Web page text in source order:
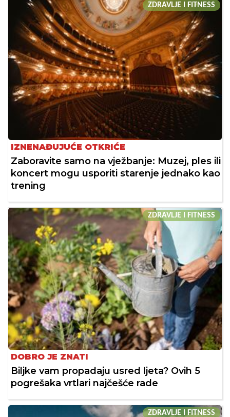
ZDRAVLJE I FITNESS
IZNENAĐUJUĆE OTKRIĆE
Zaboravite samo na vježbanje: Muzej, ples ili
koncert mogu usporiti starenje jednako kao
trening
ZDRAVLJE I FITNESS
DOBRO JE ZNATI
Biljke vam propadaju usred ljeta? Ovih 5
pogrešaka vrtlari najčešće rade
ZDRAVLJE I FITNESS